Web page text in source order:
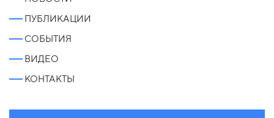
ПУБЛИКАЦИИ
СОБЫТИЯ
ВИДЕО
КОНТАКТЫ